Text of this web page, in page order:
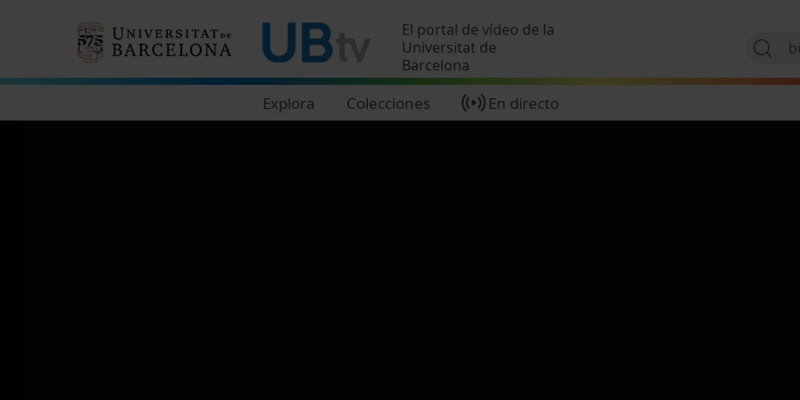
El portal de vídeo de la
Universitat de
Barcelona
Explora Colecciones En directo